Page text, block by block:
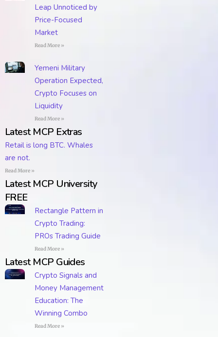
Leap Unnoticed by
Price-Focused
Market
Read More »
Yemeni Military
Operation Expected,
Crypto Focuses on
Liquidity
Read More »
Latest MCP Extras
Retail is long BTC. Whales
are not.
Read More »
Latest MCP University
FREE
Rectangle Pattern in
Crypto Trading:
PROs Trading Guide
Read More »
Latest MCP Guides
Crypto Signals and
Money Management
Education: The
Winning Combo
Read More »